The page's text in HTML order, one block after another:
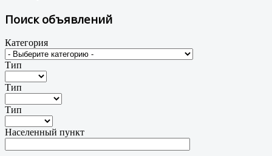
Поиск объявлений
Категория
Тип
Тип
Тип
Населенный пункт